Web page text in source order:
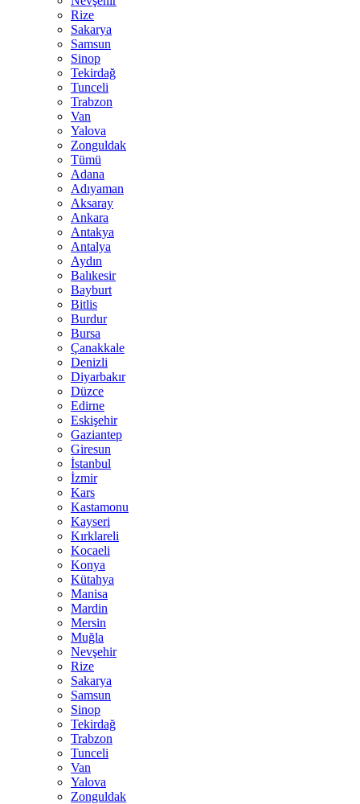
Rize
Sakarya
Samsun
Sinop
Tekirdağ
Tunceli
Trabzon
Van
Yalova
Zonguldak
Tümü
Adana
Adıyaman
Aksaray
Ankara
Antakya
Antalya
Aydın
Balıkesir
Bayburt
Bitlis
Burdur
Bursa
Çanakkale
Denizli
Diyarbakır
Düzce
Edirne
Eskişehir
Gaziantep
Giresun
İstanbul
İzmir
Kars
Kastamonu
Kayseri
Kırklareli
Kocaeli
Konya
Kütahya
Manisa
Mardin
Mersin
Muğla
Nevşehir
Rize
Sakarya
Samsun
Sinop
Tekirdağ
Trabzon
Tunceli
Van
Yalova
Zonguldak